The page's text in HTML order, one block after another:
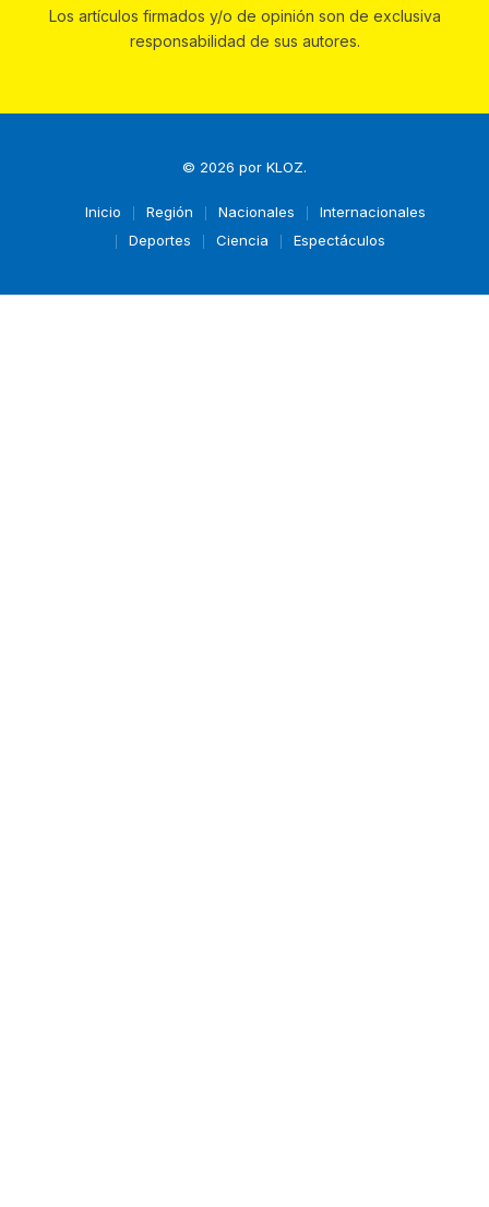
Los artículos firmados y/o de opinión son de exclusiva
responsabilidad de sus autores.
© 2026 por KLOZ.
Inicio Región Nacionales
Internacionales
Deportes
Ciencia Espectáculos